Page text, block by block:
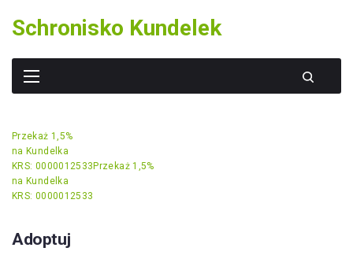
content
Schronisko Kundelek
Przekaż 1,5%
na Kundelka
KRS: 0000012533 Przekaż 1,5%
na Kundelka
KRS: 0000012533
Adoptuj